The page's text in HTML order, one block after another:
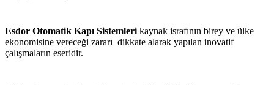
Esdor Otomatik Kapı Sistemleri kaynak israfının birey ve ülke
ekonomisine vereceği zararı dikkate alarak yapılan inovatif
çalışmaların eseridir.